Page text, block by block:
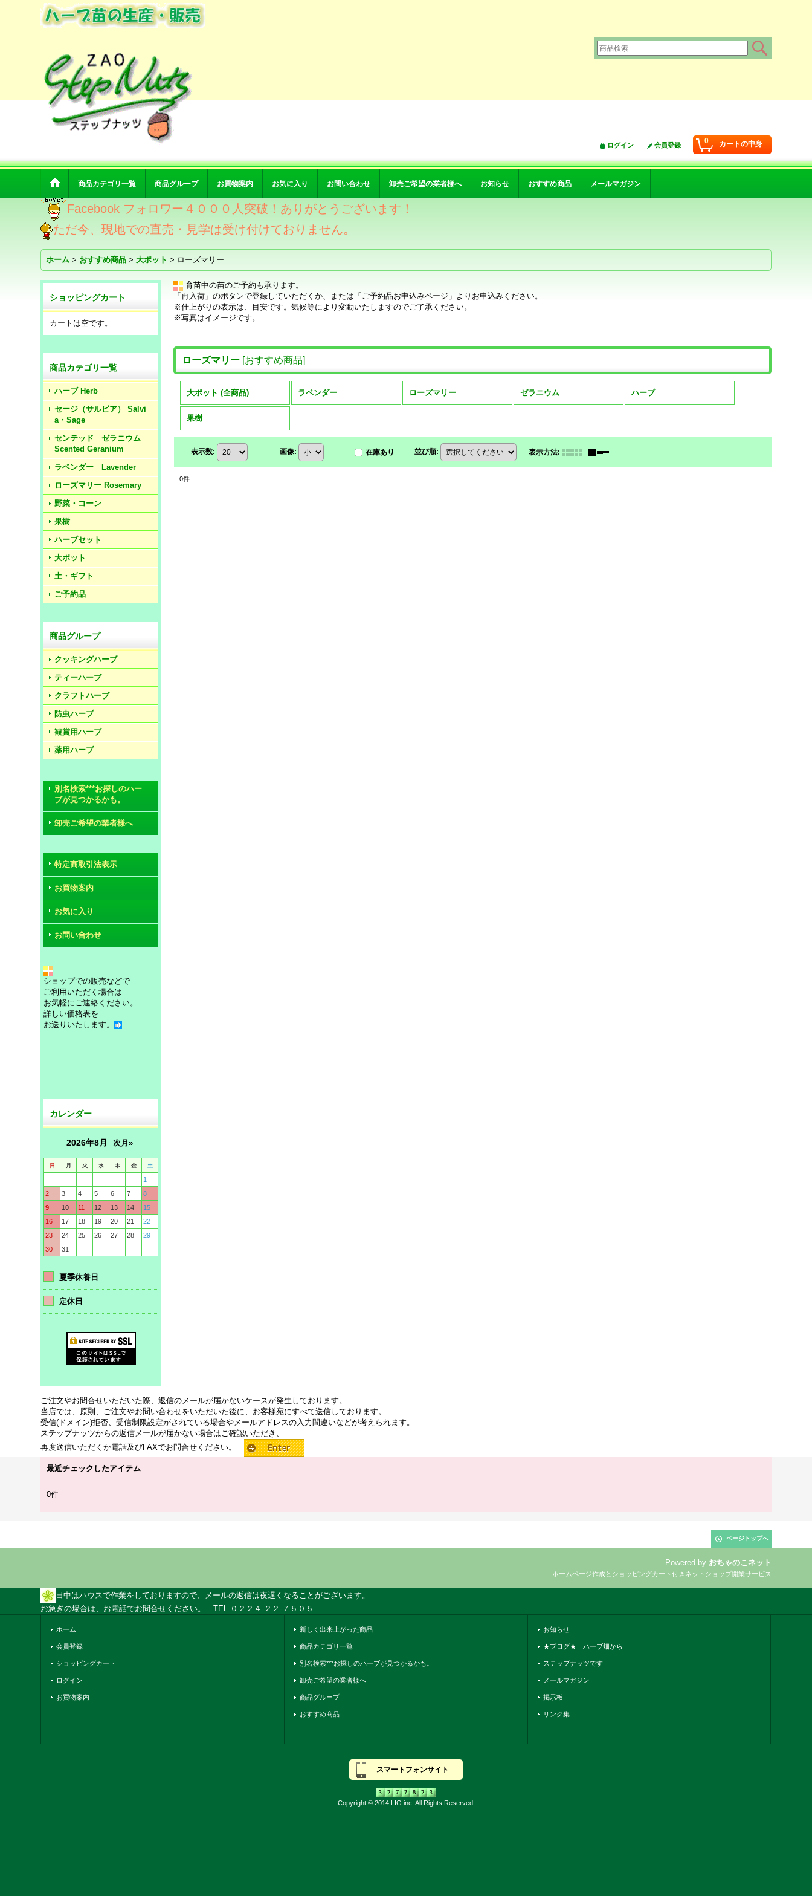
0 カートの中身
ログイン 会員登録
商品カテゴリ一覧 商品グループ お買物案内 お気に入り お問い合わせ 卸売ご希望の業者様へ お知らせ おすすめ商品 メールマガジン
Facebook フォロワー４０００人突破！ありがとうございます！
ただ今、現地での直売・見学は受け付けておりません。
ホーム > おすすめ商品 > 大ポット > ローズマリー
ショッピングカート
カートは空です。
商品カテゴリ一覧
ハーブ Herb
セージ（サルビア） Salvi
a・Sage
センテッド ゼラニウム
Scented Geranium
ラベンダー Lavender
ローズマリー Rosemary
野菜・コーン
果樹
ハーブセット
大ポット
土・ギフト
ご予約品
商品グループ
クッキングハーブ
ティーハーブ
クラフトハーブ
防虫ハーブ
観賞用ハーブ
薬用ハーブ
別名検索***お探しのハー
ブが見つかるかも。
卸売ご希望の業者様へ
特定商取引法表示
お買物案内
お気に入り
お問い合わせ
ショップでの販売などで
ご利用いただく場合は
お気軽にご連絡ください。
詳しい価格表を
お送りいたします。
カレンダー
2026年8月 次月»
日 月 火 水 木 金 土
1
2
3 4 5 6 7
8
9
10 11 12 13 14
15
16
17 18 19 20 21
22
23
24 25 26 27 28
29
30
31
夏季休養日
定休日
育苗中の苗のご予約も承ります。
「再入荷」のボタンで登録していただくか、または「ご予約品お申込みページ」よりお申込みください。
※仕上がりの表示は、目安です。気候等により変動いたしますのでご了承ください。
※写真はイメージです。
ローズマリー [おすすめ商品]
大ポット (全商品) ラベンダー ローズマリー ゼラニウム ハーブ
果樹
表示数: 画像: 在庫あり 並び順: 表示方法:
0件
ご注文やお問合せいただいた際、返信のメールが届かないケースが発生しております。
当店では、原則、ご注文やお問い合わせをいただいた後に、お客様宛にすべて送信しております。
受信(ドメイン)拒否、受信制限設定がされている場合やメールアドレスの入力間違いなどが考えられます。
ステップナッツからの返信メールが届かない場合はご確認いただき、
再度送信いただくか電話及びFAXでお問合せください。
最近チェックしたアイテム
0件
ページトップへ
Powered by おちゃのこネット
ホームページ作成とショッピングカート付きネットショップ開業サービス
日中はハウスで作業をしておりますので、メールの返信は夜遅くなることがございます。
お急ぎの場合は、お電話でお問合せください。 TEL ０２２４-２２-７５０５
ホーム
会員登録
ショッピングカート
ログイン
お買物案内
新しく出来上がった商品
商品カテゴリ一覧
別名検索***お探しのハーブが見つかるかも。
卸売ご希望の業者様へ
商品グループ
おすすめ商品
お知らせ
★ブログ★ ハーブ畑から
ステップナッツです
メールマガジン
掲示板
リンク集
スマートフォンサイト
Copyright © 2014 LIG inc. All Rights Reserved.